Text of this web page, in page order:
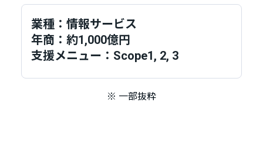
業種：情報サービス
年商：約1,000億円
支援メニュー：Scope1, 2, 3
※ 一部抜粋